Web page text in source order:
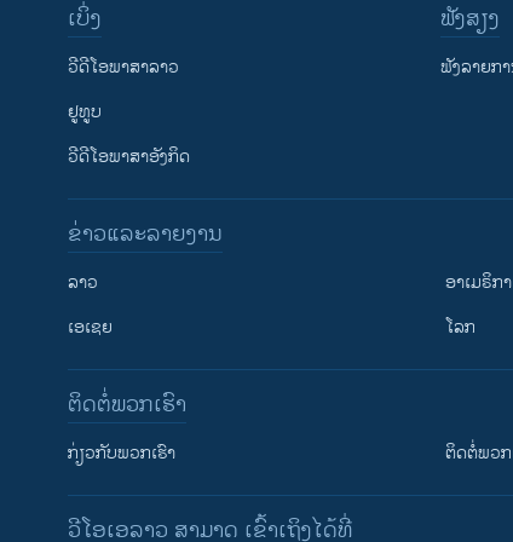
ເບິ່ງ
ວີດີໂອພາສາລາວ
ຢູທູບ
ວີດີໂອພາສາອັງກິດ
ຟັງສຽງ
ຟັງລາຍກ
ຂ່າວແລະລາຍງານ
ລາວ
ເອເຊຍ
ອາເມຣິກາ
ໂລກ
ຕິດຕໍ່ພວກເຮົາ
ກ່ຽວກັບພວກເຮົາ ຕິດຕໍ່ພວກ
ວີໂອເອລາວ ສາມາດ ເຂົ້າເຖິງໄດ້ທີ່